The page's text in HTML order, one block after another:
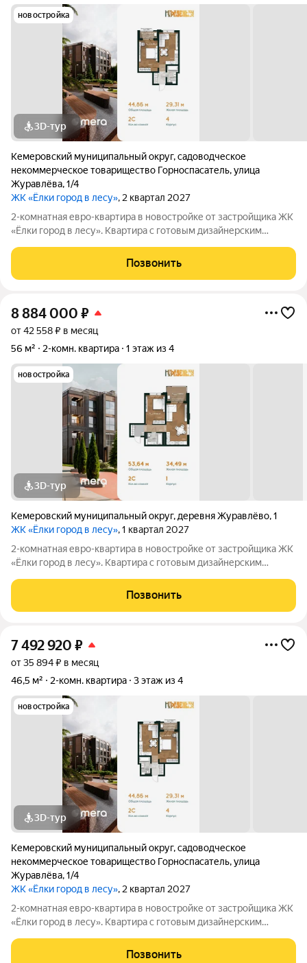
новостройка
3D-тур
Кемеровский муниципальный округ,садоводческое
некоммерческое товарищество Горноспасатель,улица
Журавлёва,1/4
ЖК «Ёлки город в лесу», 2 квартал 2027
2-комнатная евро-квартира в новостройке от застройщика ЖК
«Ёлки город в лесу». Квартира с готовым дизайнерским
санузлом. Формат «заезжай и живи» без ремонта, шума и
дополнительных затрат.
Позвонить
8 884 000 ₽
от 42 558 ₽ в месяц
56 м²
2-комн. квартира 1 этаж из 4
новостройка
3D-тур
Кемеровский муниципальный округ, деревня Журавлёво,1
ЖК «Ёлки город в лесу», 1 квартал 2027
2-комнатная евро-квартира в новостройке от застройщика ЖК
«Ёлки город в лесу». Квартира с готовым дизайнерским
санузлом. Формат «заезжай и живи» без ремонта, шума и
дополнительных затрат.
Позвонить
7 492 920 ₽
от 35 894 ₽ в месяц
46,5 м²
2-комн. квартира 3 этаж из 4
новостройка
3D-тур
Кемеровский муниципальный округ,садоводческое
некоммерческое товарищество Горноспасатель,улица
Журавлёва,1/4
ЖК «Ёлки город в лесу», 2 квартал 2027
2-комнатная евро-квартира в новостройке от застройщика ЖК
«Ёлки город в лесу». Квартира с готовым дизайнерским
санузлом. Формат «заезжай и живи» без ремонта, шума и
Позвонить